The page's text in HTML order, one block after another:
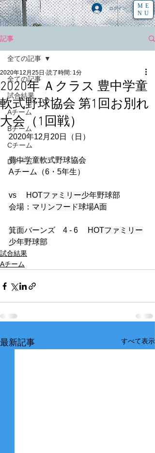
ログイン
ME
NU
記事
全ての記事
試合結果
Aチーム
Bチーム
Cチーム
Dチーム
全ての記事
2020年 Ａクラス 豊中学童
軟式野球協会 第1回お別れ
大会（1回戦）
2020年12月25日 読了時間: 1分
2020年12月20日（日）
豊中学童軟式野球協会
Aチーム（6・5年生）
vs
HOTファミリー少年野球部
会場： マリンフード球場A面
箕面バーンズ　4 - 6
HOTファミリー
少年野球部
試合結果
Aチーム
最新記事 すべて表示